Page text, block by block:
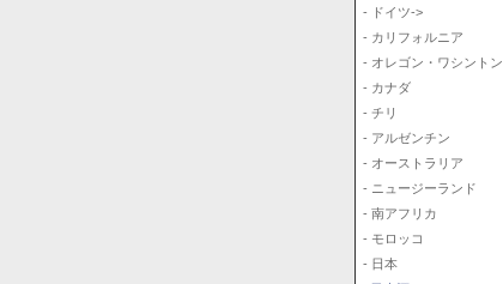
- ドイツ->
- カリフォルニア
- オレゴン・ワシントン
- カナダ
- チリ
- アルゼンチン
- オーストラリア
- ニュージーランド
- 南アフリカ
- モロッコ
- 日本